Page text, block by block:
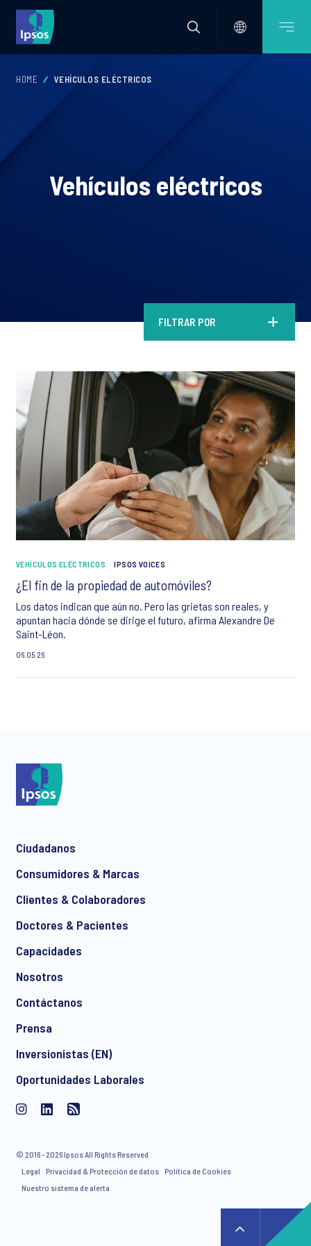
HOME VEHÍCULOS ELÉCTRICOS
Vehículos eléctricos
FILTRAR POR
VEHÍCULOS ELÉCTRICOS IPSOS VOICES
¿El fin de la propiedad de automóviles?
Los datos indican que aún no. Pero las grietas son reales, y
apuntan hacia dónde se dirige el futuro, afirma Alexandre De
Saint-Léon.
06.05.26
Ciudadanos
Consumidores & Marcas
Clientes & Colaboradores
Doctores & Pacientes
Capacidades
Nosotros
Contáctanos
Prensa
Inversionistas (EN)
Oportunidades Laborales
© 2016 - 2026 Ipsos All Rights Reserved
Legal
Privacidad & Protección de datos Política de Cookies
Nuestro sistema de alerta